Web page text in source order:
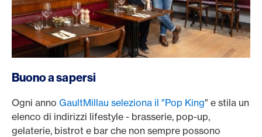
Buono a sapersi
Ogni anno GaultMillau seleziona il "Pop King" e stila un
elenco di indirizzi lifestyle - brasserie, pop-up,
gelaterie, bistrot e bar che non sempre possono